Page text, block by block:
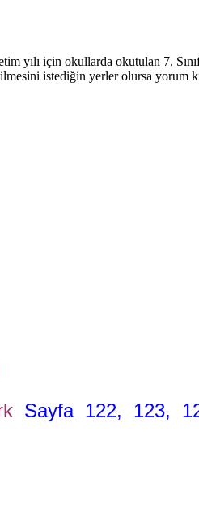
yılı için okullarda okutulan 7.
istediğin yerler olursa yorum
Sayfa 122, 123,